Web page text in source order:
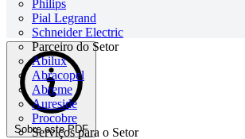
Philips
Pial Legrand
Schneider Electric
Parceiro do Setor
Abilux
Abracopel
Abreme
Aureside
Procobre
Serviços para o Setor
Sobre este PDF